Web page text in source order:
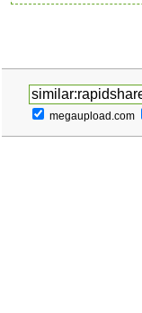
megaupload.com